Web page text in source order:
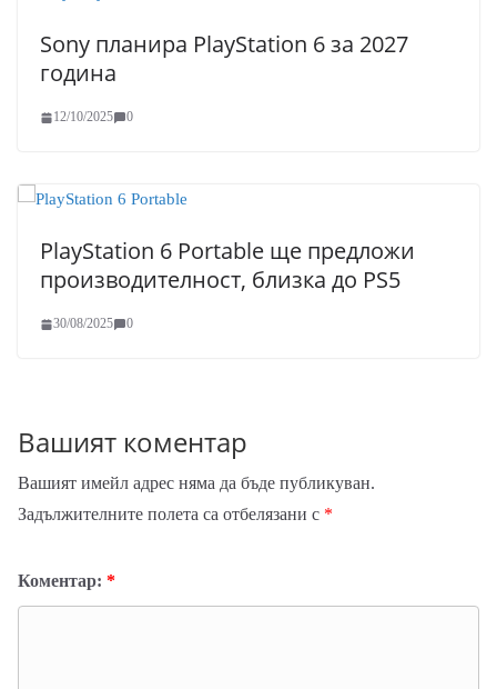
Sony планира PlayStation 6 за 2027
година
12/10/2025 0
PlayStation 6 Portable ще предложи
производителност, близка до PS5
30/08/2025 0
Вашият коментар
Вашият имейл адрес няма да бъде публикуван.
Задължителните полета са отбелязани с *
Коментар: *